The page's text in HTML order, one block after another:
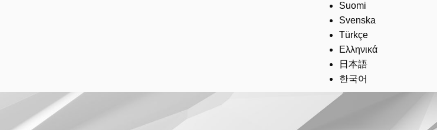
Suomi
Svenska
Türkçe
Ελληνικά
日本語
한국어